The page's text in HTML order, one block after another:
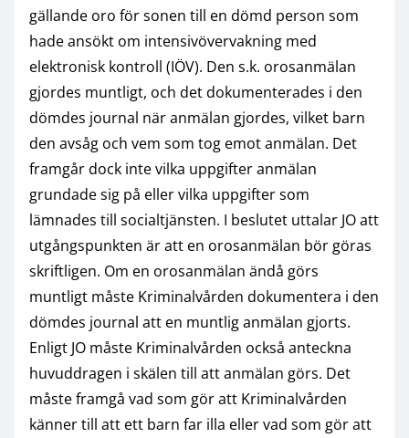
gällande oro för sonen till en dömd person som
hade ansökt om intensivövervakning med
elektronisk kontroll (IÖV). Den s.k. orosanmälan
gjordes muntligt, och det dokumenterades i den
dömdes journal när anmälan gjordes, vilket barn
den avsåg och vem som tog emot anmälan. Det
framgår dock inte vilka uppgifter anmälan
grundade sig på eller vilka uppgifter som
lämnades till socialtjänsten. I beslutet uttalar JO att
utgångspunkten är att en orosanmälan bör göras
skriftligen. Om en orosanmälan ändå görs
muntligt måste Kriminalvården dokumentera i den
dömdes journal att en muntlig anmälan gjorts.
Enligt JO måste Kriminalvården också anteckna
huvuddragen i skälen till att anmälan görs. Det
måste framgå vad som gör att Kriminalvården
känner till att ett barn far illa eller vad som gör att